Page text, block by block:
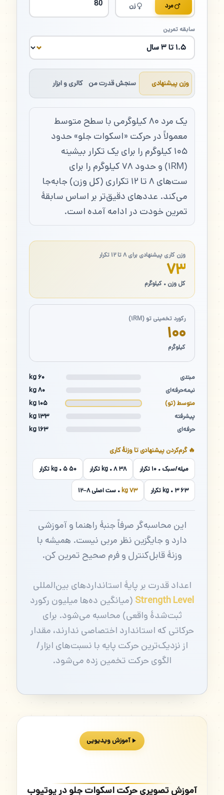
مرد زن
سابقه تمرین
وزن پیشنهادی سنجش قدرت من کالری و ابزار
یک مرد ۸۰ کیلوگرمی با سطح متوسط
معمولاً در حرکت «اسکوات جلو» حدود
۱۰۵ کیلوگرم را برای یک تکرار بیشینه
(۱RM) و حدود ۷۸ کیلوگرم را برای
ست‌های ۸ تا ۱۲ تکراری (کل وزن) جابه‌جا
می‌کند. عددهای دقیق‌تر بر اساس سابقهٔ
تمرین خودت در ادامه آمده است.
وزن کاری پیشنهادی برای ۸ تا ۱۲ تکرار
۷۳
کل وزن • کیلوگرم
رکورد تخمینی تو (۱RM)
۱۰۰
کیلوگرم
مبتدی ۶۰ kg
نیمه‌حرفه‌ای ۸۰ kg
متوسط (تو) ۱۰۵ kg
پیشرفته ۱۳۳ kg
حرفه‌ای ۱۶۳ kg
🔥 گرم‌کردن پیشنهادی تا وزنهٔ کاری
میله/سبک • ۱۰ تکرار ۳۸ kg • ۸ تکرار ۵۰ kg • ۵ تکرار
۶۳ kg • ۳ تکرار ۷۳ kg • ست اصلی ۸–۱۲
این محاسبه‌گر صرفاً جنبهٔ راهنما و آموزشی
دارد و جایگزین نظر مربی نیست. همیشه با
وزنهٔ قابل‌کنترل و فرم صحیح تمرین کن.
اعداد قدرت بر پایهٔ استانداردهای بین‌المللی
Strength Level (میانگین ده‌ها میلیون رکورد
ثبت‌شدهٔ واقعی) محاسبه می‌شود. برای
حرکاتی که استاندارد اختصاصی ندارند، مقدار
از نزدیک‌ترین حرکت پایه با نسبت‌های ابزار/
الگوی حرکت تخمین زده می‌شود.
آموزش ویدیویی
آموزش تصویری حرکت اسکوات جلو در یوتیوب